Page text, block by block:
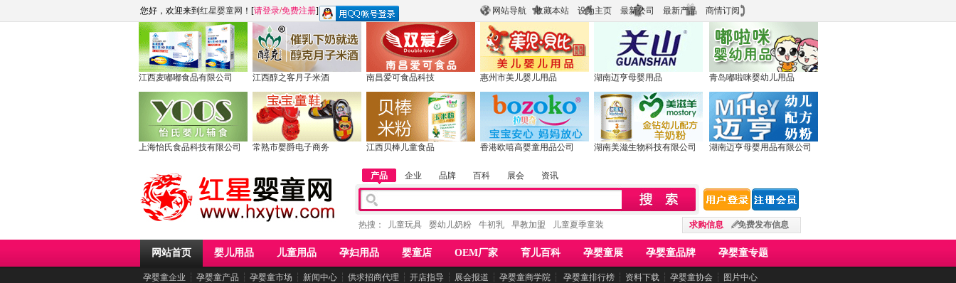
网站导航 收藏本站 设为主页 最新公司 最新产品 商情订阅
您好，欢迎来到 红星婴童网 ！[请登录/免费注册]
江西麦嘟嘟食品有限公司 江西醇之客月子米酒 南昌爱可食品科技 惠州市美儿婴儿用品 湖南迈亨母婴用品 青岛嘟啦咪婴幼儿用品
上海怡氏食品科技有限公司 常熟市婴爵电子商务 江西贝棒儿童食品 香港欧嘻高婴童用品公司 湖南美滋生物科技有限公司 湖南迈亨母婴用品有限公司
产品 企业 品牌 百科 展会 资讯
求购信息 免费发布信息
热搜： 儿童玩具 婴幼儿奶粉 牛初乳 早教加盟 儿童夏季童装
网站首页 婴儿用品 儿童用品 孕妇用品 婴童店 OEM厂家 育儿百科 孕婴童展 孕婴童品牌 孕婴童专题
孕婴童企业 ┆ 孕婴童产品 ┆ 孕婴童市场 ┆ 新闻中心 ┆ 供求招商代理 ┆ 开店指导 ┆ 展会报道 ┆ 孕婴童商学院 ┆ 孕婴童排行榜 ┆ 资料下载 ┆ 孕婴童协会 ┆ 图片中心